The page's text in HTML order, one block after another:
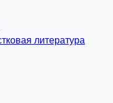
литература